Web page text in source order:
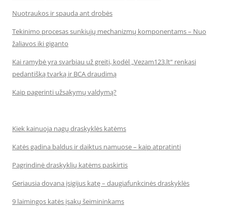
Nuotraukos ir spauda ant drobės
Tekinimo procesas sunkiųjų mechanizmų komponentams – Nuo
žaliavos iki giganto
Kai ramybė yra svarbiau už greitį, kodėl „Vezam123.lt“ renkasi
pedantišką tvarką ir BCA draudimą
Kaip pagerinti užsakymų valdymą?
Kiek kainuoja nagų draskyklės katėms
Katės gadina baldus ir daiktus namuose – kaip atpratinti
Pagrindinė draskyklių katėms paskirtis
Geriausia dovana įsigijus katę – daugiafunkcinės draskyklės
9 laimingos katės įsakų šeimininkams